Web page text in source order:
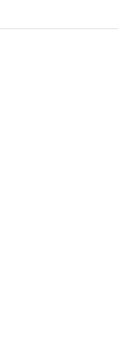
oder nur trinken
initiator/edit/eve